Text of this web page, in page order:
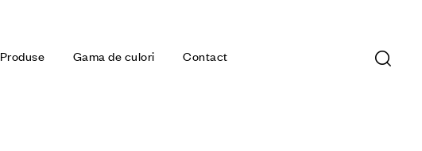
Produse Gama de culori Contact